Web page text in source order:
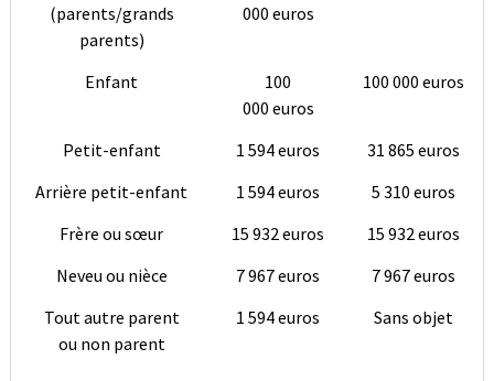
(parents/grands
parents)
000 euros
Enfant
100
000 euros
100 000 euros
Petit-enfant 1 594 euros
31 865 euros
Arrière petit-enfant
1 594 euros
5 310 euros
Frère ou sœur
15 932 euros
15 932 euros
Neveu ou nièce
7 967 euros
7 967 euros
Tout autre parent
ou non parent
1 594 euros Sans objet